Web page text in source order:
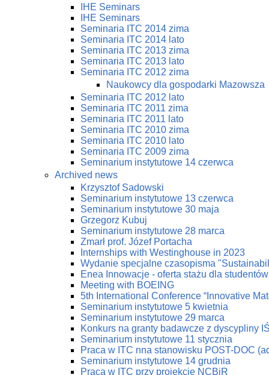
IHE Seminars
IHE Seminars
Seminaria ITC 2014 zima
Seminaria ITC 2014 lato
Seminaria ITC 2013 zima
Seminaria ITC 2013 lato
Seminaria ITC 2012 zima
Naukowcy dla gospodarki Mazowsza
Seminaria ITC 2012 lato
Seminaria ITC 2011 zima
Seminaria ITC 2011 lato
Seminaria ITC 2010 zima
Seminaria ITC 2010 lato
Seminaria ITC 2009 zima
Seminarium instytutowe 14 czerwca
Archived news
Krzysztof Sadowski
Seminarium instytutowe 13 czerwca
Seminarium instytutowe 30 maja
Grzegorz Kubuj
Seminarium instytutowe 28 marca
Zmarł prof. Józef Portacha
Internships with Westinghouse in 2023
Wydanie specjalne czasopisma
Enea Innowacje - oferta stażu dla
Meeting with BOEING
5th International Conference “Innovative
Seminarium instytutowe 5 kwietnia
Seminarium instytutowe 29 marca
Konkurs na granty badawcze z dyscypliny
Seminarium instytutowe 11 stycznia
Praca w ITC nna stanowisku POST-DOC
Seminarium instytutowe 14 grudnia
Praca w ITC przy projekcie NCBiR